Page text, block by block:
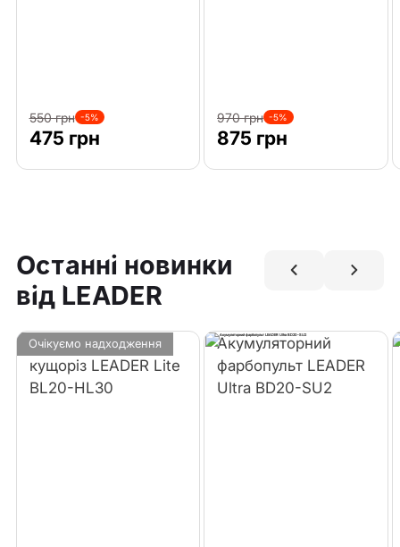
550 грн -5%
475 грн
970 грн -5%
875 грн
Останні новинки
від LEADER
Очікуємо надходження
Акумуляторний
кущоріз LEADER Lite
BL20-HL30
Акумуляторний
фарбопульт LEADER
Ultra BD20-SU2